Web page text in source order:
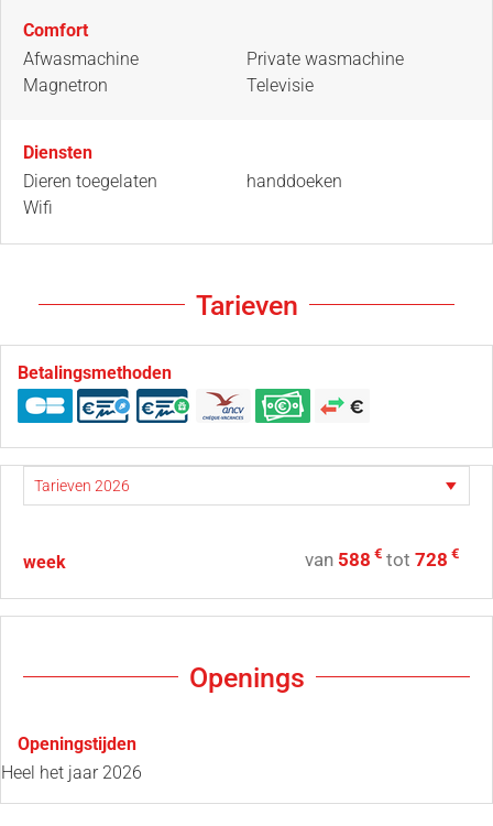
Comfort
Afwasmachine
Magnetron
Private wasmachine
Televisie
Diensten
Dieren toegelaten
Wifi
handdoeken
Tarieven
Betalingsmethoden
week van 588 € tot 728 €
Openings
Openingstijden
Heel het jaar 2026